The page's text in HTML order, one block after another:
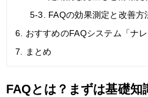
5-3. FAQの効果測定と改善方
6. おすすめのFAQシステム「ナ
7. まとめ
FAQとは？まずは基礎知